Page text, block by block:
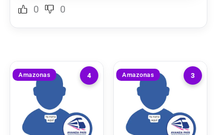
0 0
4
Amazonas 3
Amazonas